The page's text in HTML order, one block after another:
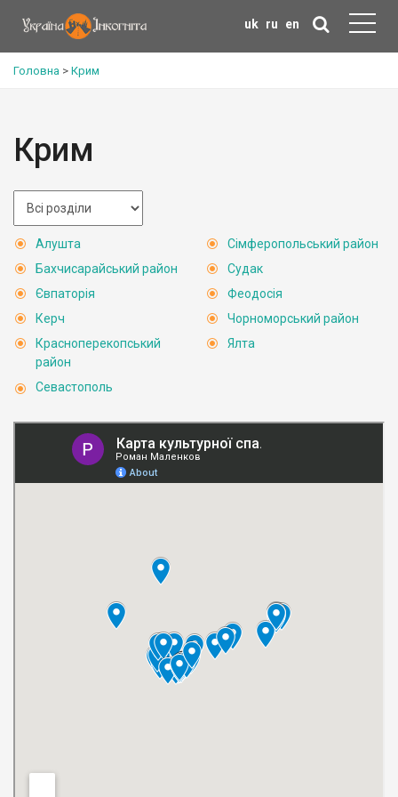
uk ru en
Головна > Крим
Крим
Алушта
Бахчисарайський район
Євпаторія
Керч
Красноперекопський
район
Севастополь
Сімферопольський район
Судак
Феодосія
Чорноморський район
Ялта